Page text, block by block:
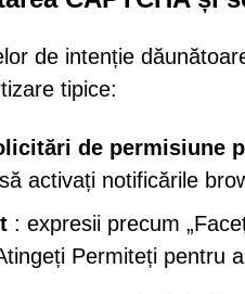
de intenție
tipice:
de permisiune
activați notificările
: expresii precum
Permiteți pentru